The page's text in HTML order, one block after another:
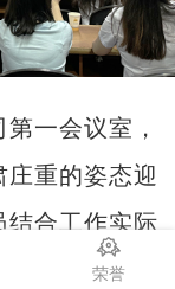
荣誉
一会议室，
庄重的姿态迎
结合工作实际
进的同时，